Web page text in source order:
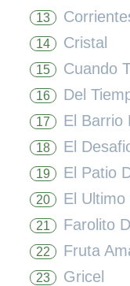
13
14 Cristal
15 Cuando
16 Del
17 El Barrio
18 El
19 El Patio
20 El
21 Farolito
22 Fruta
23 Gricel